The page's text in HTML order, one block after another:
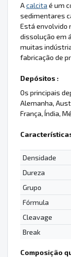
Acalcita é um
sedimentares
Está envolvido
dissolução em
muitas
fabricação de
Depósitos :
Os principais
Alemanha,
França, Índia,
Densidade
Dureza
Grupo
Fórmula
Cleavage
Break
Composição